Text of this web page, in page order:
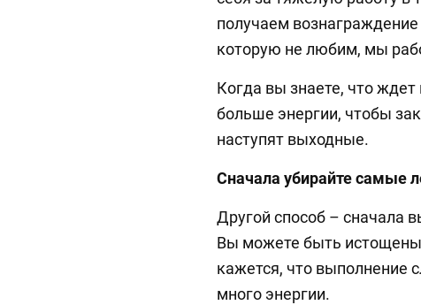
получаем вознаграждение
которую не любим, мы
Когда вы знаете, что
больше энергии, чтобы
наступят выходные.
Сначала убирайте самые
Другой способ – сначала
Вы можете быть истощены
кажется, что выполнение
много энергии.